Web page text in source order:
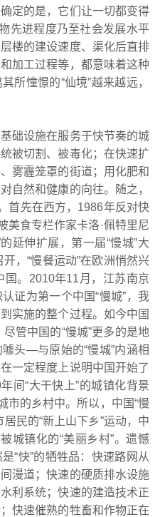
定的是，它们让一切都变得
先进程度乃至社会发展水平
楼的建设速度、渠化后直排
加工过程等，都意味着这种
所憧憬的“仙境”越来越远，
础设施在服务于快节奏的城
被切割、被毒化；在快速扩
雾霾笼罩的街道；用化肥和
自然和健康的向往。随之，
首先在西方，1986年反对快
美食专栏作家卡洛·佩特里尼
延伸扩展，第一届“慢城”大
，“慢餐运动”在欧洲悄然兴
。2010年11月，江苏南京
证为第一个中国“慢城”，我
实施的整个过程。如今中国
管中国的“慢城”更多的是地
头—与原始的“慢城”内涵相
一定程度上说明中国开始了
间“大干快上”的城镇化背景
市的乡村中。所以，中国“慢
民的“新上山下乡”运动，中
城镇化的“美丽乡村”。遗憾
“快”的牺牲品：快速路网从
漫道；快速的硬质排水设施
利系统；快速的建造技术正
快速催熟的牲畜和作物正在